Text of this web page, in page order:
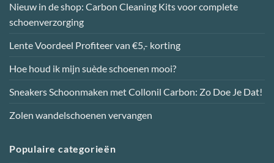
Nieuw in de shop: Carbon Cleaning Kits voor complete
schoenverzorging
Lente Voordeel Profiteer van €5,- korting
Hoe houd ik mijn suède schoenen mooi?
Sneakers Schoonmaken met Collonil Carbon: Zo Doe Je Dat!
Zolen wandelschoenen vervangen
Populaire categorieën